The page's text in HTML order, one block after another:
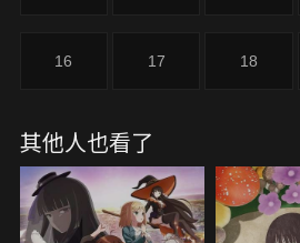
16 17 18
其他人也看了